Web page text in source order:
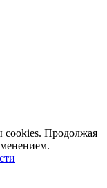
cookies. Продолжая